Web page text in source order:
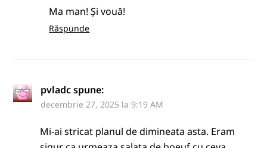
Ma man! Și vouă!
Răspunde
pvladc spune:
decembrie 27, 2025 la 9:19 AM
Mi-ai stricat planul de dimineata asta. Eram